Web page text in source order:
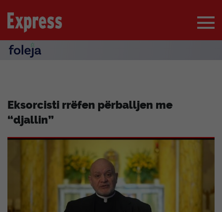
Eksorcisti rrëfen përballjen me
“djallin”